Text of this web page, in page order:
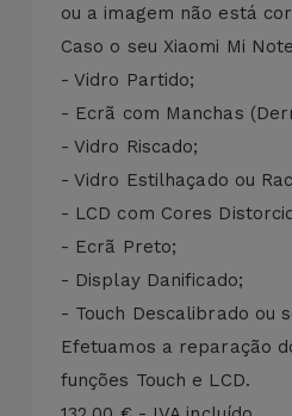
Kids
tudo
ou a imagem não está
Caso o seu Xiaomi Mi
- Vidro Partido;
- Ecrã com Manchas
- Vidro Riscado;
- Vidro Estilhaçado ou
- LCD com Cores
- Ecrã Preto;
- Display Danificado;
- Touch Descalibrado ou
Efetuamos a reparação
funções Touch e LCD.